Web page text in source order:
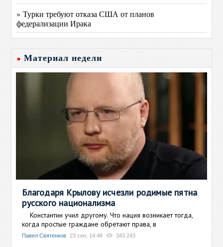
» Турки требуют отказа США от планов
федерализации Ирака
Материал недели
Благодаря Крылову исчезли родимые пятна
русского национализма
Константин учил другому. Что нация возникает тогда,
когда простые граждане обретают права, в
Павел Святенков 23 сен, 14:48 343 243